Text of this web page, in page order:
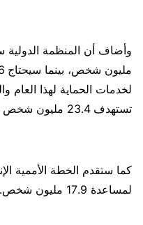
لخدمات الحماية لهذا
تستهدف 23.4 مليون شخص في 2022.
لمساعدة 17.9 مليون شخص.